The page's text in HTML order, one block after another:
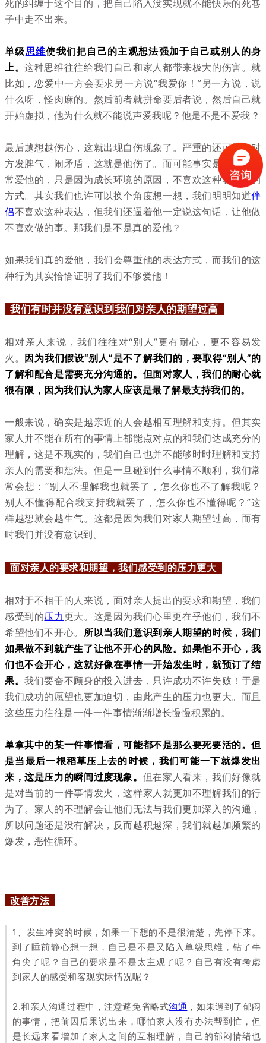
死的纠缠于这个目的，把自己陷入没实现就不能快乐的死巷
子中走不出来。
单级思维使我们把自己的主观想法强加于自己或别人的身
上。这种思维往往给我们自己和家人都带来极大的伤害。就
比如，恋爱中一方会要求另一方说“我爱你！”另一方说，说
什么呀，怪肉麻的。然后前者就拼命要后者说，然后自己就
开始虚拟，他为什么就不能说声爱我呢？他是不是不爱我？
最后越想越伤心，这就出现自伤现象了。严重的还可能向对
方发脾气，闹矛盾，这就是他伤了。而可能事实是后者是非
常爱他的，只是因为成长环境的原因，不喜欢这种表达爱的
方式。其实我们也许可以换个角度想一想，我们明明知道伴
侣不喜欢这种表达，但我们还逼着他一定说这句话，让他做
不喜欢做的事。那我们是不是真的爱他？
如果我们真的爱他，我们会尊重他的表达方式，而我们的这
种行为其实恰恰证明了我们不够爱他！
我们有时并没有意识到我们对亲人的期望过高
相对亲人来说，我们往往对“别人”更有耐心，更不容易发
火。
因为我们假设“别人”是不了解我们的，要取得“别人”的
了解和配合是需要充分沟通的。但面对家人，我们的耐心就
很有限，因为我们认为家人应该是最了解最支持我们的。
一般来说，确实是越亲近的人会越相互理解和支持。但其实
家人并不能在所有的事情上都能点对点的和我们达成充分的
理解，这是不现实的，我们自己也并不能够时时理解和支持
亲人的需要和想法。但是一旦碰到什么事情不顺利，我们常
常会想：“别人不理解我也就罢了，怎么你也不了解我呢？
别人不懂得配合我支持我就罢了，怎么你也不懂得呢？”这
样越想就会越生气。这都是因为我们对家人期望过高，而有
时我们并没有意识到。
面对亲人的要求和期望，我们感受到的压力更大
相对于不相干的人来说，面对亲人提出的要求和期望，我们
感受到的压力更大。这是因为我们心里更在乎他们，我们不
希望他们不开心。 所以当我们意识到亲人期望的时候，我们
如果做不到就产生了让他不开心的风险。如果他不开心，我
们也不会开心，这就好像在事情一开始发生时，就预订了结
果。我们要奋不顾身的投入进去，只许成功不许失败！于是
我们成功的愿望也更加迫切，由此产生的压力也更大。而且
这些压力往往是一件一件事情渐渐增长慢慢积累的。
单拿其中的某一件事情看，可能都不是那么要死要活的。但
是当最后一根稻草压上去的时候，我们可能一下就爆发出
来，这是压力的瞬间过度现象。 但在家人看来，我们好像就
是对当前的一件事情发火，这样家人就更加不理解我们的行
为了。家人的不理解会让他们无法与我们更加深入的沟通，
所以问题还是没有解决，反而越积越深，我们就越加频繁的
爆发，恶性循环。
改善方法
1、发生冲突的时候，如果一下想的不是很清楚，先停下来。
到了睡前静心想一想，自己是不是又陷入单级思维，钻了牛
角尖了呢？自己的要求是不是太主观了呢？自己有没有考虑
到家人的感受和客观实际情况呢？
2.和亲人沟通过程中，注意避免省略式沟通 ，如果遇到了郁闷
的事情，把前因后果说出来，哪怕家人没有办法帮到忙，但
是长远来看增加了家人之间的互相理解，自己的郁闷情绪也